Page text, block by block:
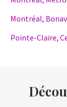
Montréal,
Pointe-Claire,